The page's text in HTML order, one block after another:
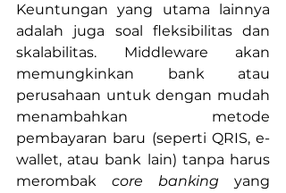
Keuntungan yang utama lainnya
adalah juga soal fleksibilitas dan
skalabilitas. Middleware akan
memungkinkan bank atau
perusahaan untuk dengan mudah
menambahkan metode
pembayaran baru (seperti QRIS, e-
wallet, atau bank lain) tanpa harus
merombak core banking yang